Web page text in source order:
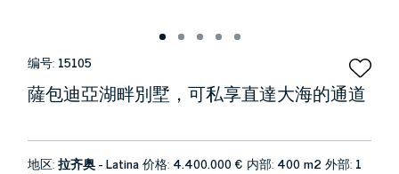
编号: 15105
薩包迪亞湖畔別墅，可私享直達大海的通道
地区:拉齐奥 - Latina价格: 4.400.000 € 内部: 400 m2外部: 1